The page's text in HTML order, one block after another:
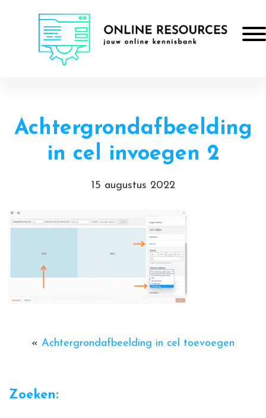
naar
Online Resources
Achtergrondafbeelding
in cel invoegen 2
15 augustus 2022
« Achtergrondafbeelding in cel toevoegen
Zoeken: